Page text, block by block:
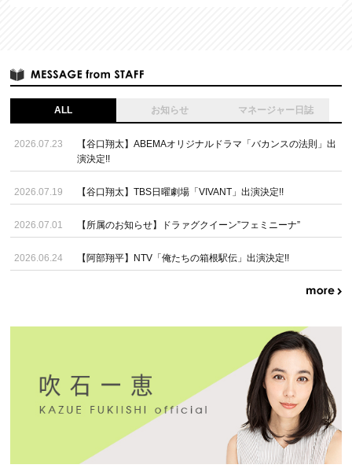
ALL お知らせ マネージャー日誌
2026.07.23
【谷口翔太】ABEMAオリジナルドラマ「バカンスの法則」出
演決定!!
2026.07.19 【谷口翔太】TBS日曜劇場「VIVANT」出演決定!!
2026.07.01 【所属のお知らせ】ドラァグクイーン”フェミニーナ”
2026.06.24 【阿部翔平】NTV「俺たちの箱根駅伝」出演決定!!